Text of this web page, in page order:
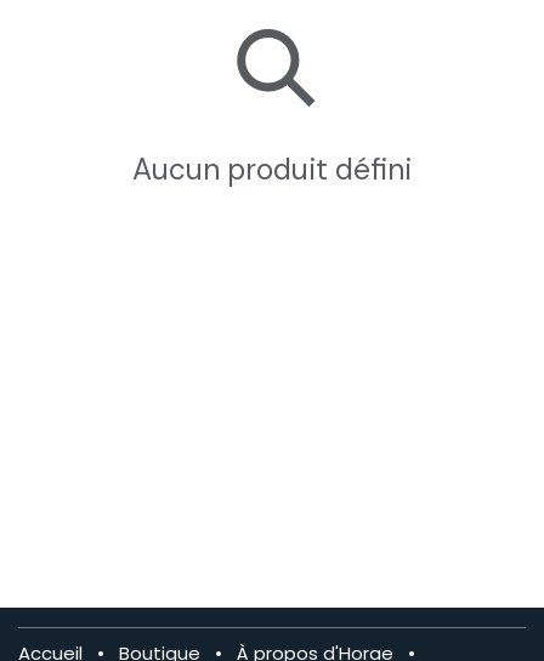
Aucun produit défini
Accueil • Boutique • À propos d'Horae •